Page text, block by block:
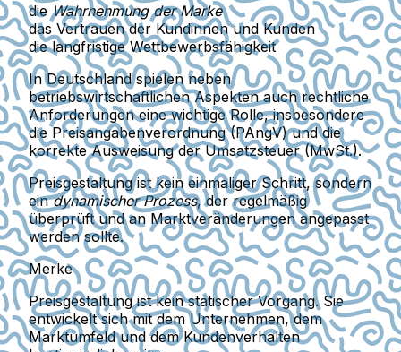
die Wahrnehmung der Marke
das Vertrauen der Kundinnen und Kunden
die langfristige Wettbewerbsfähigkeit
In Deutschland spielen neben
betriebswirtschaftlichen Aspekten auchrechtliche
Anforderungeneine wichtige Rolle, insbesondere
diePreisangabenverordnung (PAngV)und die
korrekte Ausweisung derUmsatzsteuer (MwSt.).
Preisgestaltung ist kein einmaliger Schritt, sondern
eindynamischer Prozess, der regelmäßig
überprüft und an Marktveränderungen angepasst
werden sollte.
Merke
Preisgestaltung ist kein statischer Vorgang.Sie
entwickelt sich mit dem Unternehmen, dem
Marktumfeld und dem Kundenverhalten